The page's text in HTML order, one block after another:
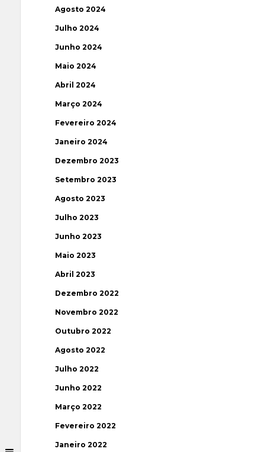
Agosto 2024
Julho 2024
Junho 2024
Maio 2024
Abril 2024
Março 2024
Fevereiro 2024
Janeiro 2024
Dezembro 2023
Setembro 2023
Agosto 2023
Julho 2023
Junho 2023
Maio 2023
Abril 2023
Dezembro 2022
Novembro 2022
Outubro 2022
Agosto 2022
Julho 2022
Junho 2022
Março 2022
Fevereiro 2022
Janeiro 2022